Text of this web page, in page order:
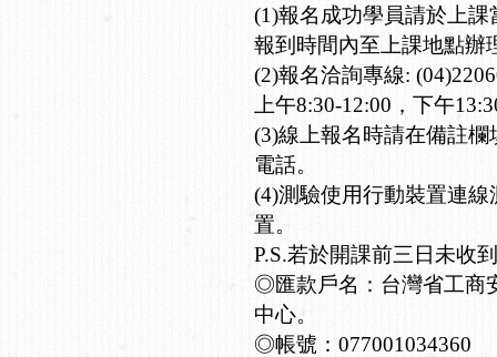
(1)報名成功學員請於上
報到時間內至上課地點辦
(2)報名洽詢專線:
上午8:30-12:00，下午
(3)線上報名時請在備註
電話。
(4)測驗使用行動裝置連
置。
P.S.若於開課前三日未收
◎匯款戶名：台灣省工商
中心。
◎帳號：077001034360